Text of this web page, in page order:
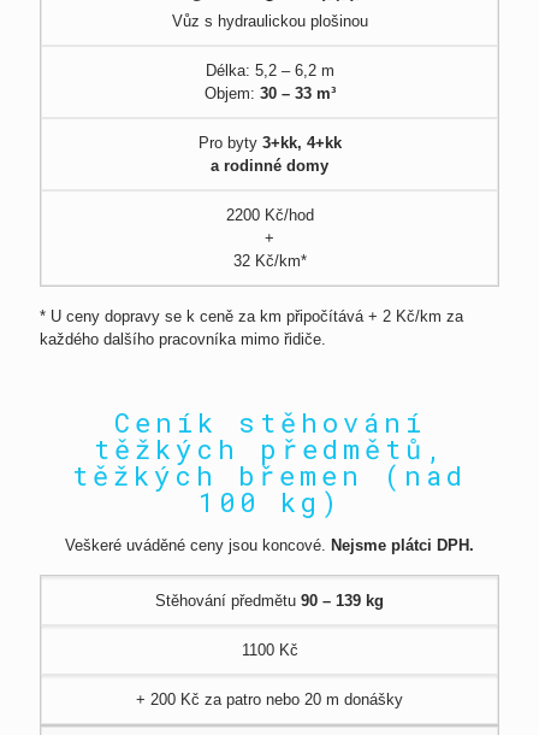
Vůz s hydraulickou plošinou
Délka: 5,2 – 6,2 m
Objem: 30 – 33 m³
Pro byty 3+kk, 4+kk
a rodinné domy
2200 Kč/hod
+
32 Kč/km*
* U ceny dopravy se k ceně za km připočítává + 2 Kč/km za
každého dalšího pracovníka mimo řidiče.
Ceník stěhování
těžkých předmětů,
těžkých břemen (nad
100 kg)
Veškeré uváděné ceny jsou koncové. Nejsme plátci DPH.
Stěhování předmětu 90 – 139 kg
1100 Kč
+ 200 Kč za patro nebo 20 m donášky